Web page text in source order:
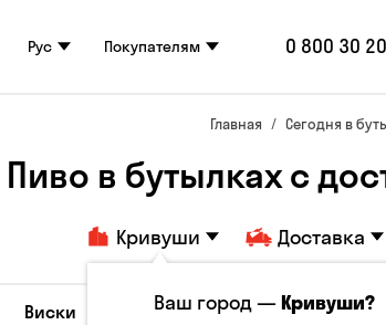
Рус Покупателям 0 800 30
Главная Сегодня в
Пиво в бутылках с
Кривуши Доставка
Виски Коктейли Соджу Ликеры и
Ваш город —Кривуши?